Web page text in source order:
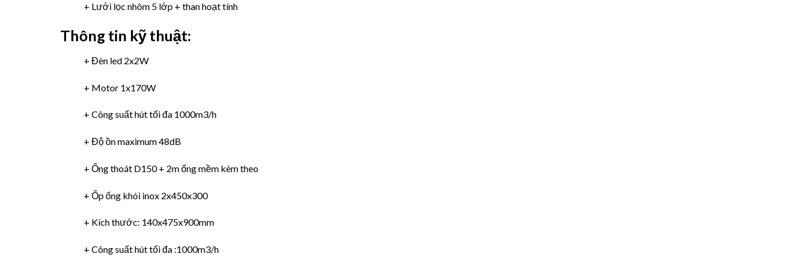
+ Lưới lọc nhôm 5 lớp + than hoạt tính
Thông tin kỹ thuật:
+ Đèn led 2x2W
+ Motor 1x170W
+ Công suất hút tối đa 1000m3/h
+ Độ ồn maximum 48dB
+ Ống thoát D150 + 2m ống mềm kèm theo
+ Ốp ống khói inox 2x450x300
+ Kích thước: 140x475x900mm
+ Công suất hút tối đa :1000m3/h